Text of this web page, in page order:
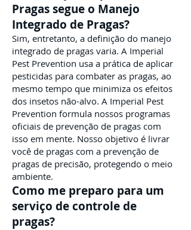
Pragas segue o Manejo
Integrado de Pragas?
Sim, entretanto, a definição do manejo
integrado de pragas varia. A Imperial
Pest Prevention usa a prática de aplicar
pesticidas para combater as pragas, ao
mesmo tempo que minimiza os efeitos
dos insetos não-alvo. A Imperial Pest
Prevention formula nossos programas
oficiais de prevenção de pragas com
isso em mente. Nosso objetivo é livrar
você de pragas com a prevenção de
pragas de precisão, protegendo o meio
ambiente.
Como me preparo para um
serviço de controle de
pragas?